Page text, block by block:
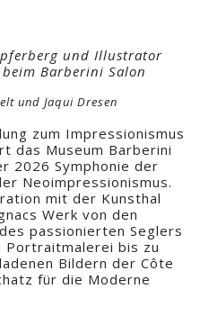
und Illustrator
Barberini Salon
und Jaqui Dresen
zum Impressionismus
das Museum Barberini
2026 Symphonie der
Neoimpressionismus.
mit der Kunsthal
Werk von den
passionierten Seglers
bis zu
Bildern der Côte
für die Moderne